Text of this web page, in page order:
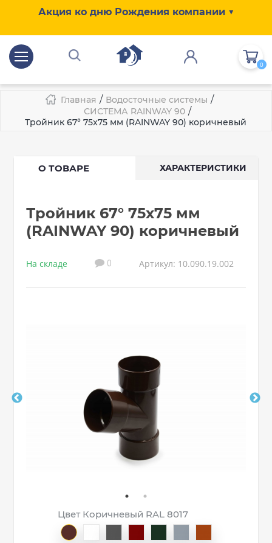
Акция ко дню Рождения компании ▼
0
Главная / Водосточные системы /
СИСТЕМА RAINWAY 90 /
Тройник 67° 75x75 мм (RAINWAY 90) коричневый
О ТОВАРЕ ХАРАКТЕРИСТИКИ
Тройник 67° 75x75 мм
(RAINWAY 90) коричневый
На складе 0 Артикул: 10.090.19.002
Цвет Коричневый RAL 8017